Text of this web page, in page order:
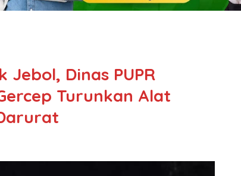
Jebol, Dinas PUPR
Turunkan Alat